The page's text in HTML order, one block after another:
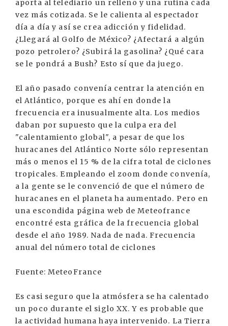
aporta al telediario un relleno y una rutina cada
vez más cotizada. Se le calienta al espectador
día a día y así se crea adicción y fidelidad.
¿Llegará al Golfo de México? ¿Afectará a algún
pozo petrolero? ¿Subirá la gasolina? ¿Qué cara
se le pondrá a Bush? Esto sí que da juego.
El año pasado convenía centrar la atención en
el Atlántico, porque es ahí en donde la
frecuencia era inusualmente alta. Los medios
daban por supuesto que la culpa era del
"calentamiento global", a pesar de que los
huracanes del Atlántico Norte sólo representan
más o menos el 15 % de la cifra total de ciclones
tropicales. Empleando el zoom donde convenía,
a la gente se le convenció de que el número de
huracanes en el planeta ha aumentado. Pero en
una escondida página web de Meteofrance
encontré esta gráfica de la frecuencia global
desde el año 1989. Nada de nada. Frecuencia
anual del número total de ciclones
Fuente: MeteoFrance
Es casi seguro que la atmósfera se ha calentado
un poco durante el siglo XX. Y es probable que
la actividad humana haya intervenido. La Tierra